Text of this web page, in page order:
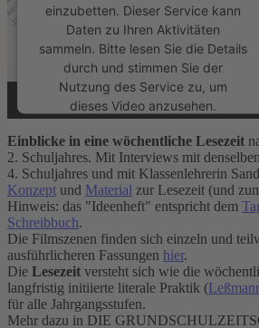
einzubetten. Dieser Service kann
Daten zu Ihren Aktivitäten
sammeln. Bitte lesen Sie die Details
durch und stimmen Sie der
Nutzung des Service zu, um
dieses Video anzusehen.
Mehr Informationen
Akzeptieren
powered by
Usercentrics Consent
Management Platform&
Einblicke in eine wöchentliche Lesezeit
2. Schuljahres. Mit Interviews mit
4. Schuljahres und mit Klassenlehrerin
Konzept und Material zur Lesezeit (und
Hinweis: das "Ideenheft" entspricht dem
Schreibbuch.
Die Filmszenen finden sich einzeln und
ausführlicheren Fassungen hier.
Die Lesezeit versteht sich wie die
langfristig initiierte literale Praktik (
für alle Jahrgangsstufen.
Mehr dazu in DIE